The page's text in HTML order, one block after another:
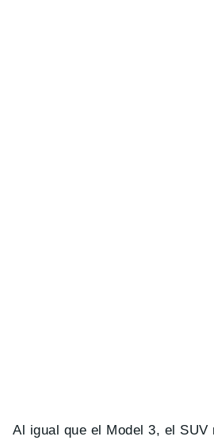
Al igual que el Model 3, el SUV